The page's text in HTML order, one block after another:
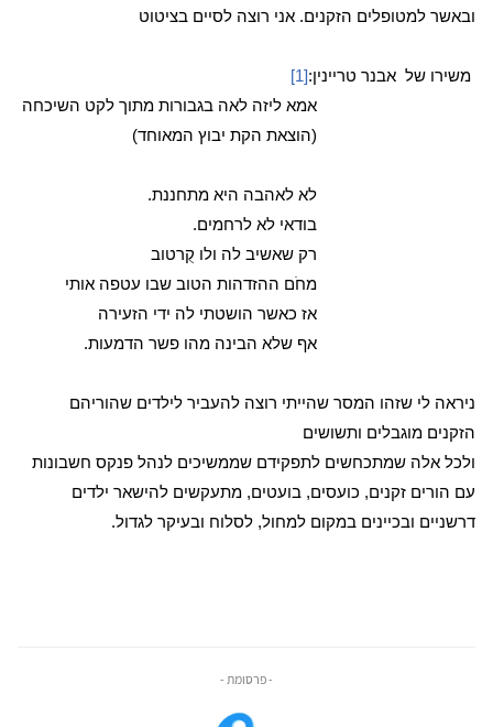
ובאשר למטופלים הזקנים. אני רוצה לסיים בציטוט
משירו של אבנר טריינין:[1]
אמא ליזה לאה בגבורות מתוך לקט השיכחה
(הוצאת הקת יבוץ המאוחד)
לא לאהבה היא מתחננת.
בודאי לא לרחמים.
רק שאשיב לה ולו קֻרטוב
מחֹם ההזדהות הטוב שבו עטפה אותי
אז כאשר הושטתי לה ידי הזעירה
אף שלא הבינה מהו פשר הדמעות.
ניראה לי שזהו המסר שהייתי רוצה להעביר לילדים שהוריהם
הזקנים מוגבלים ותשושים
ולכל אלה שמתכחשים לתפקידם שממשיכים לנהל פנקס חשבונות
עם הורים זקנים, כועסים, בועטים, מתעקשים להישאר ילדים
דרשניים ובכיינים במקום למחול, לסלוח ובעיקר לגדול.
- פרסומת -